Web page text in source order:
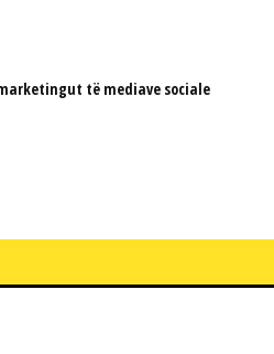
të mediave sociale